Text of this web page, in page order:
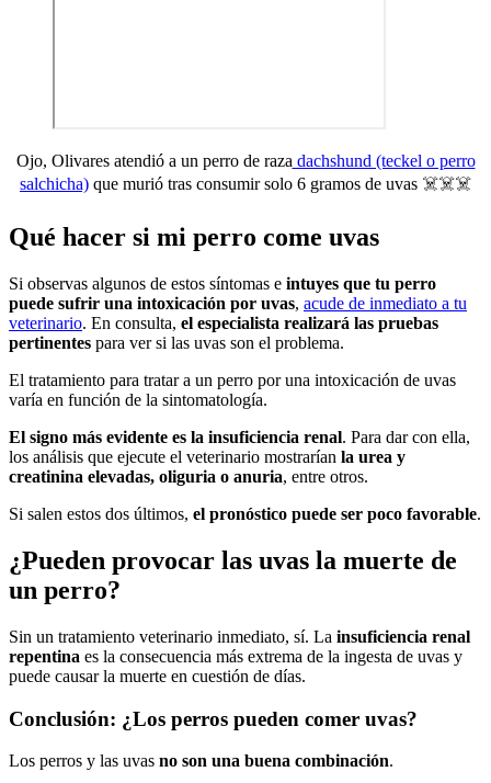
Ojo, Olivares atendió a un perro de raza dachshund (teckel o perro
salchicha) que murió tras consumir solo 6 gramos de uvas ☠️☠️☠️
Qué hacer si mi perro come uvas
Si observas algunos de estos síntomas e intuyes que tu perro
puede sufrir una intoxicación por uvas, acude de inmediato a tu
veterinario. En consulta, el especialista realizará las pruebas
pertinentes para ver si las uvas son el problema.
El tratamiento para tratar a un perro por una intoxicación de uvas
varía en función de la sintomatología.
El signo más evidente es la insuficiencia renal. Para dar con ella,
los análisis que ejecute el veterinario mostrarían la urea y
creatinina elevadas, oliguria o anuria, entre otros.
Si salen estos dos últimos, el pronóstico puede ser poco favorable.
¿Pueden provocar las uvas la muerte de
un perro?
Sin un tratamiento veterinario inmediato, sí. La insuficiencia renal
repentina es la consecuencia más extrema de la ingesta de uvas y
puede causar la muerte en cuestión de días.
Conclusión: ¿Los perros pueden comer uvas?
Los perros y las uvas no son una buena combinación.